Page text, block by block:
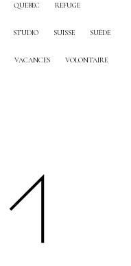
QUEBEC REFUGE
STUDIO SUISSE SUÈDE
VACANCES VOLONTAIRE